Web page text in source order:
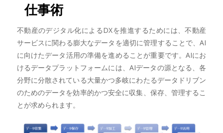
仕事術
不動産のデジタル化によるDXを推進するためには、不動産
サービスに関わる膨大なデータを適切に管理することで、AI
に向けたデータ活用の準備を進めることが重要です。AIにお
けるデータプラットフォームには、AIデータの源となる、各
分野に分散されている大量かつ多岐にわたるデータドリブン
のためのデータを効率的かつ安全に収集、保存、管理するこ
とが求められます。